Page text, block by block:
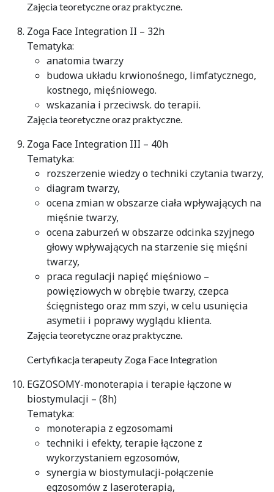
Zajęcia teoretyczne oraz praktyczne.
Zoga Face Integration II – 32h
Tematyka:
anatomia twarzy
budowa układu krwionośnego, limfatycznego,
kostnego, mięśniowego.
wskazania i przeciwsk. do terapii.
Zajęcia teoretyczne oraz praktyczne.
Zoga Face Integration III – 40h
Tematyka:
rozszerzenie wiedzy o techniki czytania twarzy,
diagram twarzy,
ocena zmian w obszarze ciała wpływających na
mięśnie twarzy,
ocena zaburzeń w obszarze odcinka szyjnego
głowy wpływających na starzenie się mięśni
twarzy,
praca regulacji napięć mięśniowo –
powięziowych w obrębie twarzy, czepca
ścięgnistego oraz mm szyi, w celu usunięcia
asymetii i poprawy wyglądu klienta.
Zajęcia teoretyczne oraz praktyczne.
Certyfikacja terapeuty Zoga Face Integration
EGZOSOMY-monoterapia i terapie łączone w
biostymulacji – (8h)
Tematyka:
monoterapia z egzosomami
techniki i efekty, terapie łączone z
wykorzystaniem egzosomów,
synergia w biostymulacji-połączenie
egzosomów z laseroterapią,